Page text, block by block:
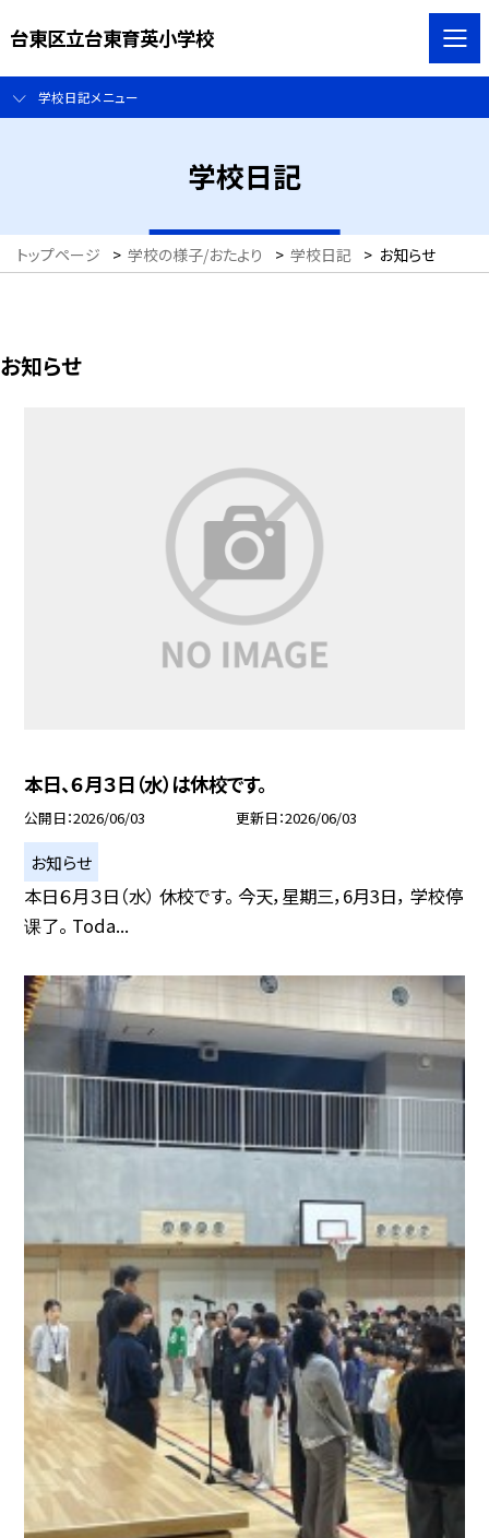
台東区立台東育英小学校
学校日記メニュー
学校日記
トップページ > 学校の様子/おたより > 学校日記 > お知らせ
お知らせ
本日、６月３日（水）は休校です。
公開日 2026/06/03 更新日 2026/06/03
お知らせ
本日６月３日（水） 休校です。 今天，星期三，6月3日， 学校停
课了。 Toda...